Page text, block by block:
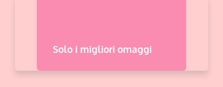
Solo i migliori omaggi